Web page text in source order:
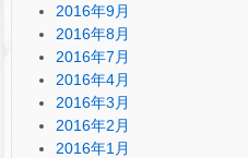
2016年9月
2016年8月
2016年7月
2016年4月
2016年3月
2016年2月
2016年1月